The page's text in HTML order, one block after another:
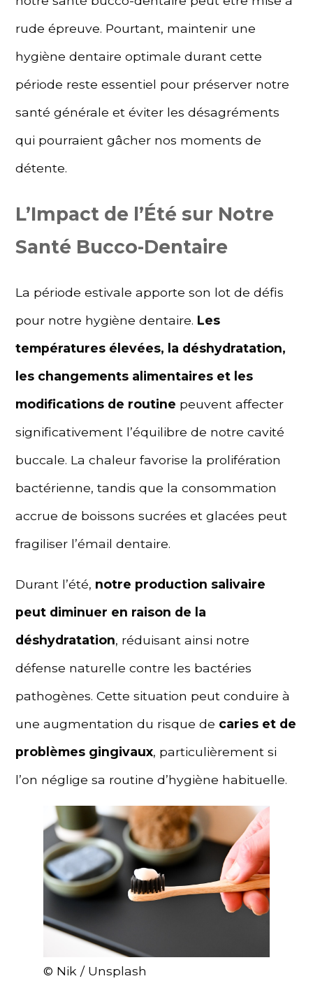
rude épreuve. Pourtant, maintenir une
hygiène dentaire optimale durant cette
période reste essentiel pour préserver notre
santé générale et éviter les désagréments
qui pourraient gâcher nos moments de
détente.
L’Impact de l’Été sur Notre
Santé Bucco-Dentaire
La période estivale apporte son lot de défis
pour notre hygiène dentaire. Les
températures élevées, la déshydratation,
les changements alimentaires et les
modifications de routine peuvent affecter
significativement l’équilibre de notre cavité
buccale. La chaleur favorise la prolifération
bactérienne, tandis que la consommation
accrue de boissons sucrées et glacées peut
fragiliser l’émail dentaire.
Durant l’été, notre production salivaire
peut diminuer en raison de la
déshydratation, réduisant ainsi notre
défense naturelle contre les bactéries
pathogènes. Cette situation peut conduire à
une augmentation du risque de caries et de
problèmes gingivaux, particulièrement si
l’on néglige sa routine d’hygiène habituelle.
© Nik / Unsplash